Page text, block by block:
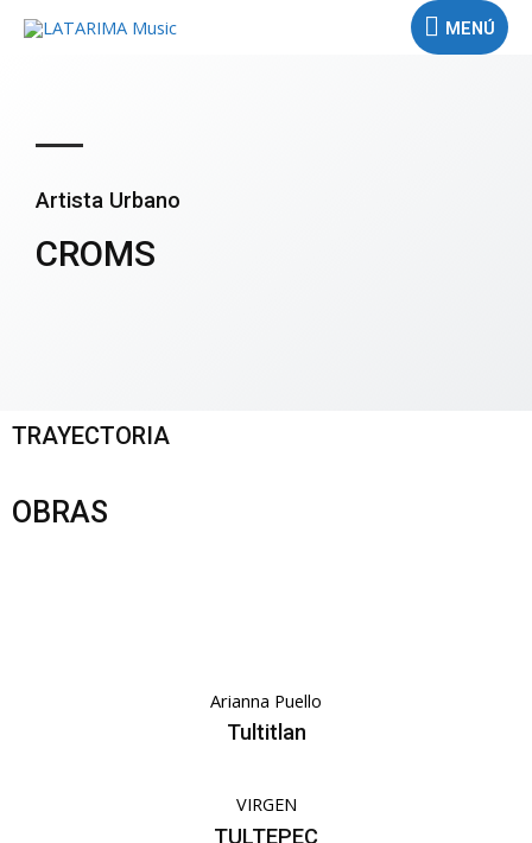
MENÚ
Artista Urbano
CROMS
TRAYECTORIA
OBRAS
Arianna Puello
Tultitlan
VIRGEN
TULTEPEC